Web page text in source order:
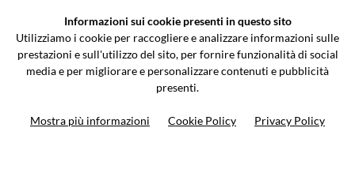
Via Galileo Galilei 5 | Verano Brianza (MB) 20843 | ITALY
0362-805407-info@valtermoto.com
Informazioni sui cookie presenti in questo sito
Utilizziamo i cookie per raccogliere e analizzare informazioni sulle
prestazioni e sull'utilizzo del sito, per fornire funzionalità di social
media e per migliorare e personalizzare contenuti e pubblicità
presenti.
Mostra più informazioni Cookie Policy Privacy Policy